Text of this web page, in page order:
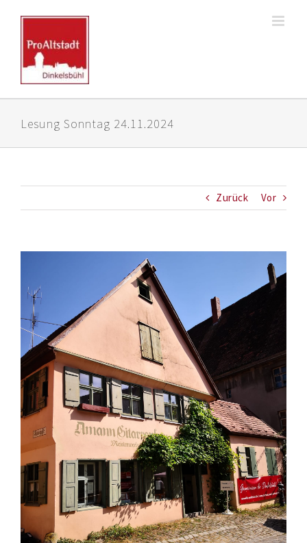
Inhalt
springen
Lesung Sonntag 24.11.2024
Zurück Vor
Bild